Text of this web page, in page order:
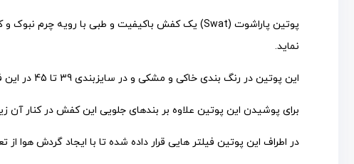
نماید.
این پوتین در رنگ بندی خاکی و مشکی و در سایزبندی 39 تا 45 در این فروشگاه موجود میباشد.
برای پوشیدن این پوتین علاوه بر بندهای جلویی این کفش در کنار
در اطراف این پوتین فیلتر هایی قرار داده شده تا با ایجاد گردش هوا